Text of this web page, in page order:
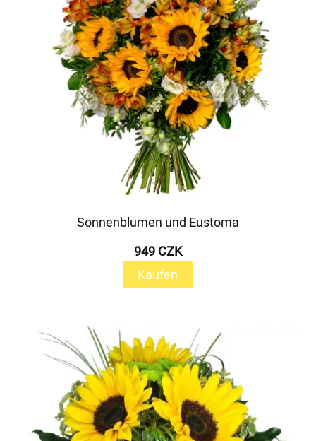
Sonnenblumen und Eustoma
949 CZK
Kaufen